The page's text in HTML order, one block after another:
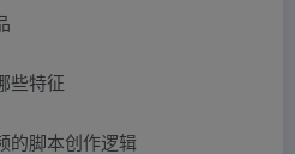
些特征
的脚本创作逻辑